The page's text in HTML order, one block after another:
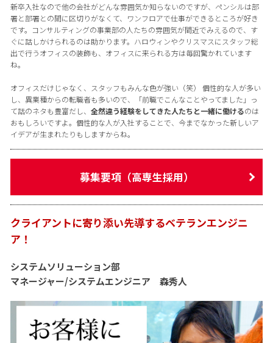
新卒入社なので他の会社がどんな雰囲気か知らないのですが、ペンシルは部
署と部署との間に区切りがなくて、ワンフロアで仕事ができるところが好き
です。コンサルティングの事業部の人たちの雰囲気が間近でみえるので、す
ぐに話しかけられるのは助かります。ハロウィンやクリスマスにスタッフ総
出で行うオフィスの装飾も、オフィスに来られる方は毎回驚かれています
ね。
オフィスだけじゃなく、スタッフもみんな色が強い（笑） 個性的な人が多い
し、異業種からの転職者も多いので、「前職でこんなことやってました」っ
て話のネタも豊富だし、 全然違う経験をしてきた人たちと一緒に働けるのは
おもしろいですよ。個性的な人が入社することで、今までなかった新しいア
イデアが生まれたりもしますからね。
募集要項（高専生採用）
クライアントに寄り添い先導するベテランエンジニ
ア！
システムソリューション部
マネージャー/システムエンジニア 森秀人